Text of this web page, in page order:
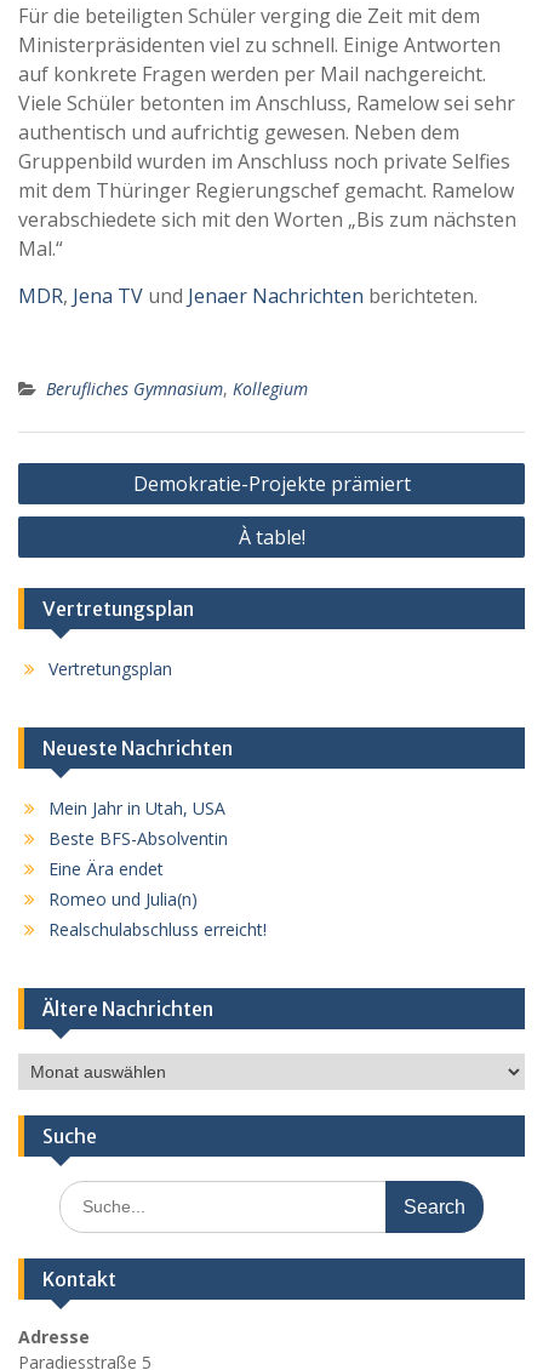
Für die beteiligten Schüler verging die Zeit mit dem
Ministerpräsidenten viel zu schnell. Einige Antworten
auf konkrete Fragen werden per Mail nachgereicht.
Viele Schüler betonten im Anschluss, Ramelow sei sehr
authentisch und aufrichtig gewesen. Neben dem
Gruppenbild wurden im Anschluss noch private Selfies
mit dem Thüringer Regierungschef gemacht. Ramelow
verabschiedete sich mit den Worten „Bis zum nächsten
Mal.“
MDR, Jena TV und Jenaer Nachrichten berichteten.
Berufliches Gymnasium, Kollegium
Beitragsnavigation
Demokratie-Projekte prämiert
À table!
Vertretungsplan
Vertretungsplan
Neueste Nachrichten
Mein Jahr in Utah, USA
Beste BFS-Absolventin
Eine Ära endet
Romeo und Julia(n)
Realschulabschluss erreicht!
Ältere Nachrichten
Ältere
Nachrichten
Suche
Search
for:
Kontakt
Adresse
Paradiesstraße 5